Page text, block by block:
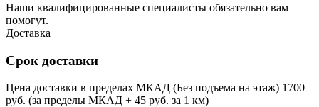
Наши квалифицированные специалисты обязательно вам
помогут.
Доставка
Срок доставки
Цена доставки в пределах МКАД (Без подъема на этаж) 1700
руб. (за пределы МКАД + 45 руб. за 1 км)